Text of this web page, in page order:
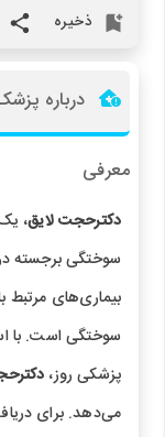
ذخیره
درباره
معرفی
دکترحجت لایق،
سوختگی برجسته
بیماری‌های
سوختگی است. با
پزشکی روز،
می‌دهد. برای